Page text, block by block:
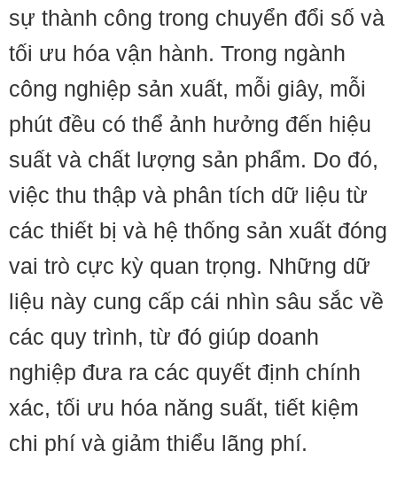
sự thành công trong chuyển đổi số và
tối ưu hóa vận hành. Trong ngành
công nghiệp sản xuất, mỗi giây, mỗi
phút đều có thể ảnh hưởng đến hiệu
suất và chất lượng sản phẩm. Do đó,
việc thu thập và phân tích dữ liệu từ
các thiết bị và hệ thống sản xuất đóng
vai trò cực kỳ quan trọng. Những dữ
liệu này cung cấp cái nhìn sâu sắc về
các quy trình, từ đó giúp doanh
nghiệp đưa ra các quyết định chính
xác, tối ưu hóa năng suất, tiết kiệm
chi phí và giảm thiểu lãng phí.